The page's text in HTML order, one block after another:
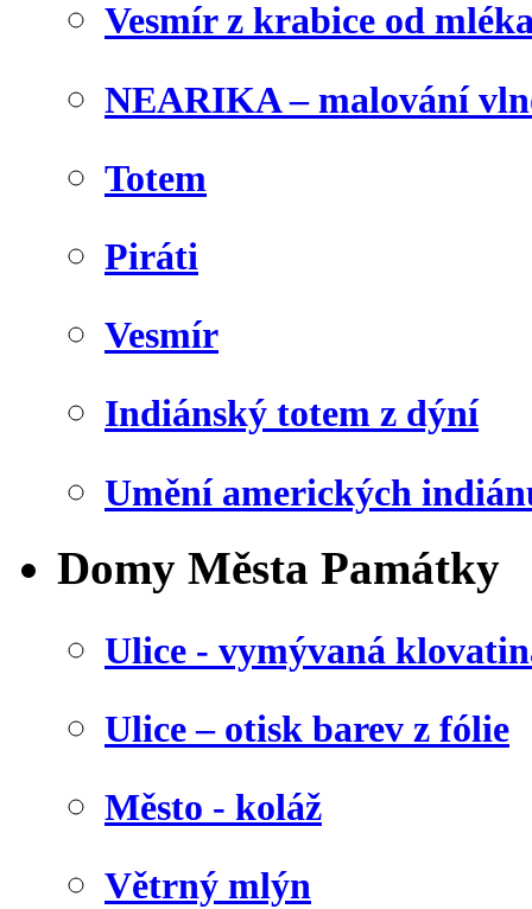
Vesmír z krabice od
NEARIKA – malování
Totem
Piráti
Vesmír
Indiánský totem z dýní
Umění amerických
Domy Města Památky
Ulice - vymývaná
Ulice – otisk barev z fólie
Město - koláž
Větrný mlýn